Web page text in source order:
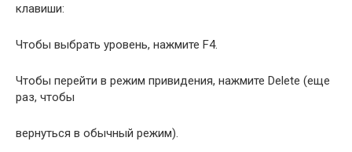
клавиши:
Чтобы выбрать уровень, нажмите F4.
Чтобы перейти в режим привидения, нажмите Delete (еще
раз, чтобы
вернуться в обычный режим).